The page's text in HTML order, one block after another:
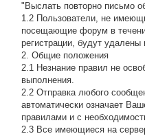
"Выслать повторно письмо
1.2 Пользователи, не
посещающие форум в
регистрации, будут
2. Общие положения
2.1 Hезнание правил не
выполнения.
2.2 Отправка любого
автоматически означает
правилами и с
2.3 Все имеющиеся на